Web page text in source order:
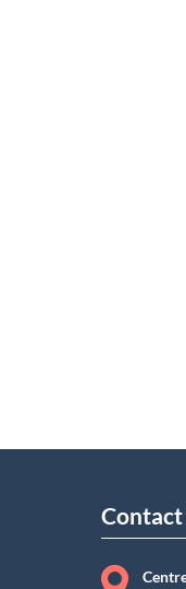
Contact